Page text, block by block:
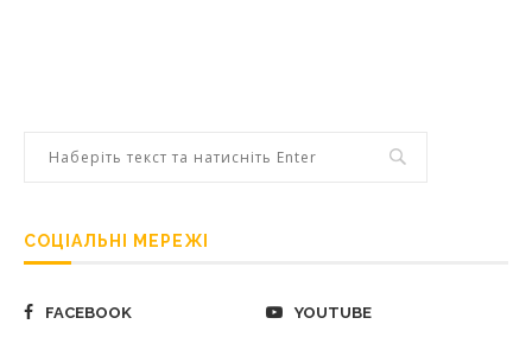
СОЦІАЛЬНІ МЕРЕЖІ
FACEBOOK YOUTUBE